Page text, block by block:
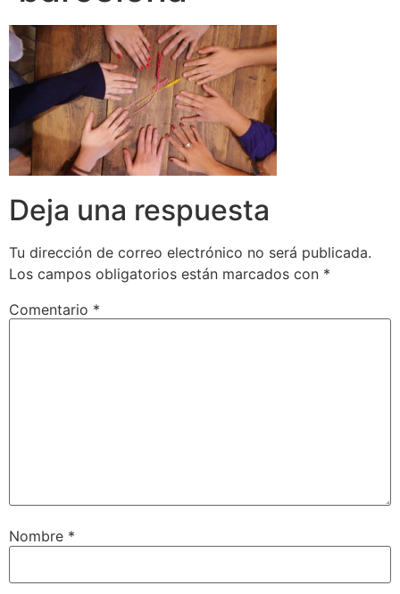
Deja una respuesta
Tu dirección de correo electrónico no será publicada.
Los campos obligatorios están marcados con *
Comentario *
Nombre *